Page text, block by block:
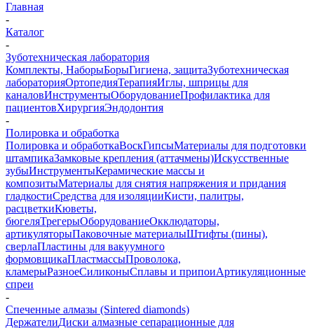
Главная
-
Каталог
-
Зуботехническая лаборатория
Комплекты, НаборыБорыГигиена, защитаЗуботехническая
лабораторияОртопедияТерапияИглы, шприцы для
каналовИнструментыОборудованиеПрофилактика для
пациентовХирургияЭндодонтия
-
Полировка и обработка
Полировка и обработкаВоскГипсыМатериалы для подготовки
штампикаЗамковые крепления (аттачмены)Искусственные
зубыИнструментыКерамические массы и
композитыМатериалы для снятия напряжения и придания
гладкостиСредства для изоляцииКисти, палитры,
расцветкиКюветы,
бюгеляТрегерыОборудованиеОкклюдаторы,
артикуляторыПаковочные материалыШтифты (пины),
сверлаПластины для вакуумного
формовщикаПластмассыПроволока,
кламерыРазноеСиликоныСплавы и припоиАртикуляционные
спреи
-
Спеченные алмазы (Sintered diamonds)
ДержателиДиски алмазные сепарационные для